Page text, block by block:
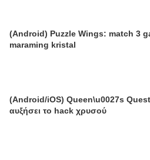
(Android) Puzzle Wings: match 3
maraming kristal
(Android/iOS) Queen\u0027s
αυξήσει το hack χρυσού